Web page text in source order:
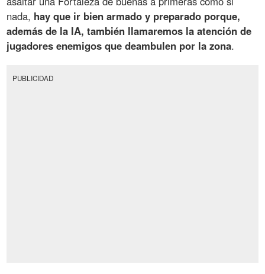
nada, hay que ir bien armado y preparado porque,
además de la IA, también llamaremos la atención de
jugadores enemigos que deambulen por la zona.
PUBLICIDAD